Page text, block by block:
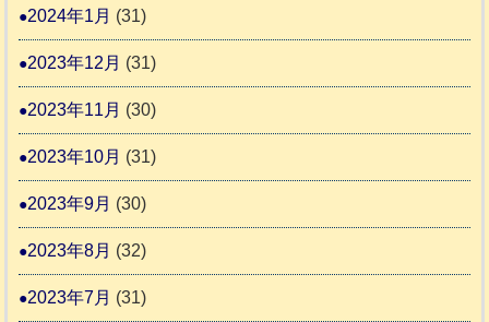
2024年1月 (31)
2023年12月 (31)
2023年11月 (30)
2023年10月 (31)
2023年9月 (30)
2023年8月 (32)
2023年7月 (31)